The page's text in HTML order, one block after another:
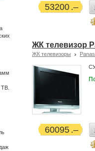
53200
ЖК телевизор
ЖК телевизоры
60095